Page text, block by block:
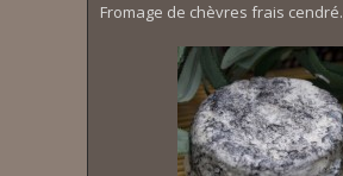
Fromage de chèvres frais cendré.